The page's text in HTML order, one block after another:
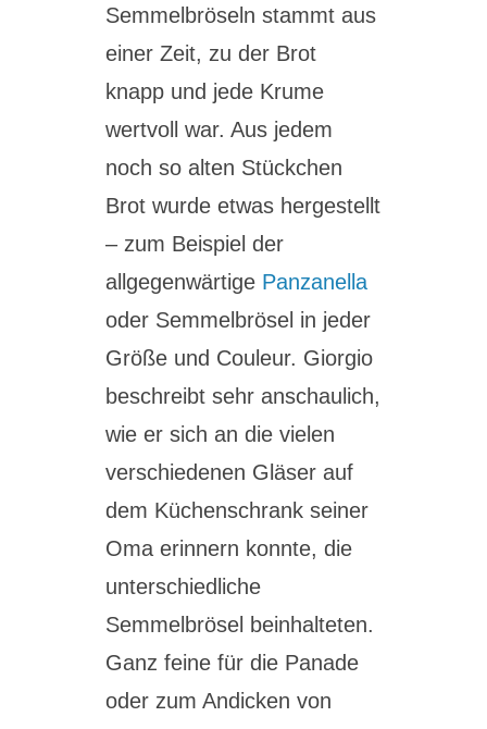
Semmelbröseln stammt aus
einer Zeit, zu der Brot
knapp und jede Krume
wertvoll war. Aus jedem
noch so alten Stückchen
Brot wurde etwas hergestellt
– zum Beispiel der
allgegenwärtige Panzanella
oder Semmelbrösel in jeder
Größe und Couleur. Giorgio
beschreibt sehr anschaulich,
wie er sich an die vielen
verschiedenen Gläser auf
dem Küchenschrank seiner
Oma erinnern konnte, die
unterschiedliche
Semmelbrösel beinhalteten.
Ganz feine für die Panade
oder zum Andicken von